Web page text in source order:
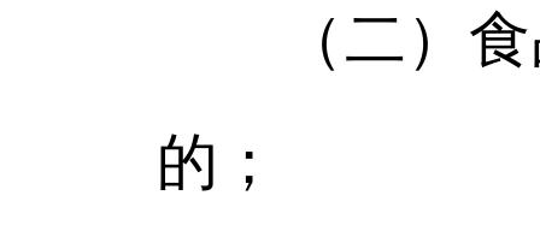
（二）食
的；